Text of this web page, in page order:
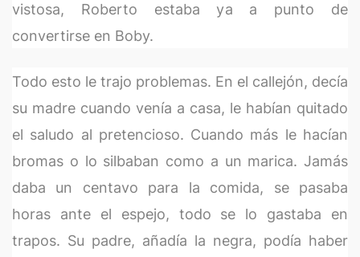
vistosa, Roberto estaba ya a punto de
convertirse en Boby.
Todo esto le trajo problemas. En el callejón, decía
su madre cuando venía a casa, le habían quitado
el saludo al pretencioso. Cuando más le hacían
bromas o lo silbaban como a un marica. Jamás
daba un centavo para la comida, se pasaba
horas ante el espejo, todo se lo gastaba en
trapos. Su padre, añadía la negra, podía haber